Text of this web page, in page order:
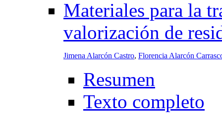
Materiales para la
valorización de
Jimena Alarcón Castro, Florencia Alarcón
Resumen
Texto completo